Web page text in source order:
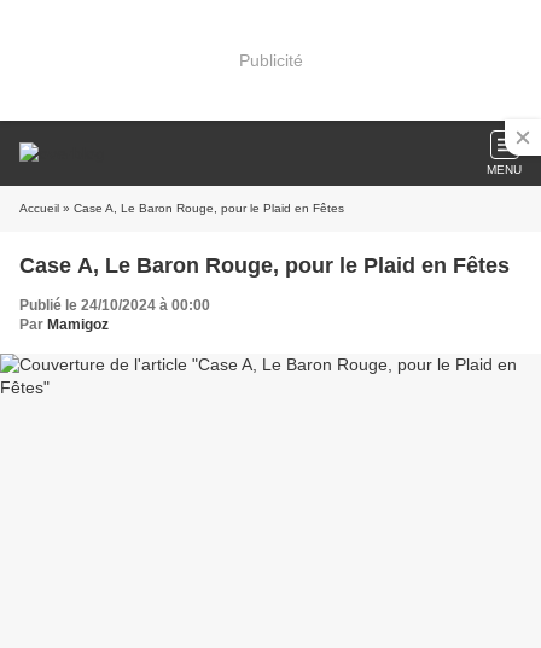
Publicité
MENU
Accueil » Case A, Le Baron Rouge, pour le Plaid en Fêtes
Case A, Le Baron Rouge, pour le Plaid en Fêtes
Publié le 24/10/2024 à 00:00
Par Mamigoz